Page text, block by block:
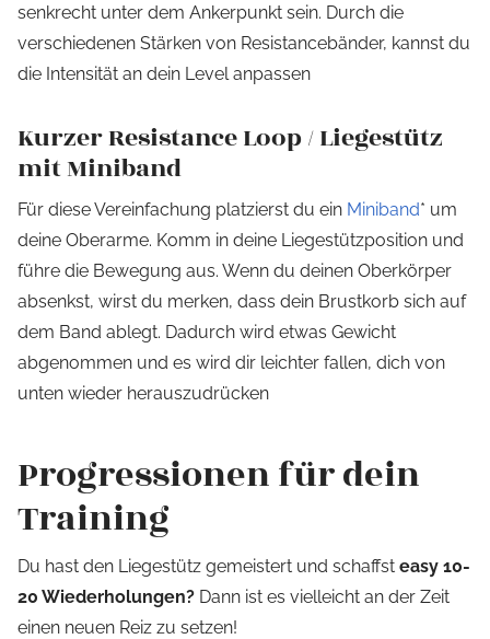
senkrecht unter dem Ankerpunkt sein. Durch die
verschiedenen Stärken von Resistancebänder, kannst du
die Intensität an dein Level anpassen
Kurzer Resistance Loop / Liegestütz
mit Miniband
Für diese Vereinfachung platzierst du ein Miniband* um
deine Oberarme. Komm in deine Liegestützposition und
führe die Bewegung aus. Wenn du deinen Oberkörper
absenkst, wirst du merken, dass dein Brustkorb sich auf
dem Band ablegt. Dadurch wird etwas Gewicht
abgenommen und es wird dir leichter fallen, dich von
unten wieder herauszudrücken
Progressionen für dein
Training
Du hast den Liegestütz gemeistert und schaffst easy 10-
20 Wiederholungen? Dann ist es vielleicht an der Zeit
einen neuen Reiz zu setzen!